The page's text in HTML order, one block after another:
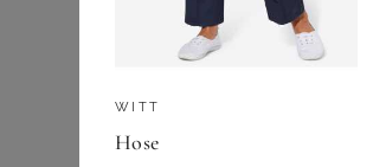
Bodies
Homewear & Casual
Nachthemden
WITT
Hose